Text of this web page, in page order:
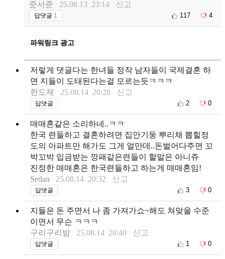
준서준
25.08.13 23:14 신고
답댓글 1 117 4
파워링크 광고
저렇게 댓글다는 한녀들 정작 남자들이 국제결혼 하
면 지들이 도태된다는걸 모르는듯ㅋㅋㅋ
한도제
25.08.14 20:28 신고
답댓글 2 0
매매혼같은 소리하네..ㅋㅋ
한국 련들하고 결혼하려면 집안기둥 뿌리채 뽑힐정
도의 아파트만 해가도 그게 얼만데..돈벌어다주면 꼬
박꼬박 입금받는 깡패같은련들이 할말은 아니쥬
진정한 매매혼은 한국련들하고 하는게 매매혼임!
Sedan
25.08.14 20:32 신고
답댓글 3 0
지들은 돈 주면서 나 좀 가져가쇼~해도 쳐맞을 수준
이면서 무슨 ㅋㅋㅋ
구리구리밤
25.08.14 20:40 신고
답댓글 1 0